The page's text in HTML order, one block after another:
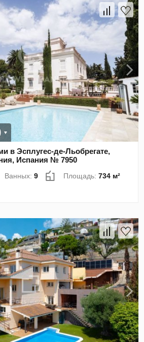
в Эсплугес-де-Льобрегате,
Испания № 7950
Ванных:9 Площадь:734 м²